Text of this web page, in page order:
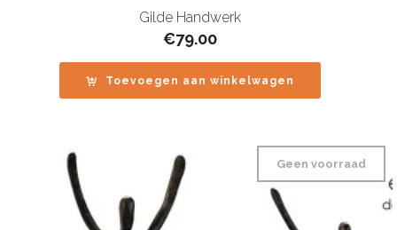
Gilde Handwerk
€79.00
Toevoegen aan winkelwagen
Geen voorraad